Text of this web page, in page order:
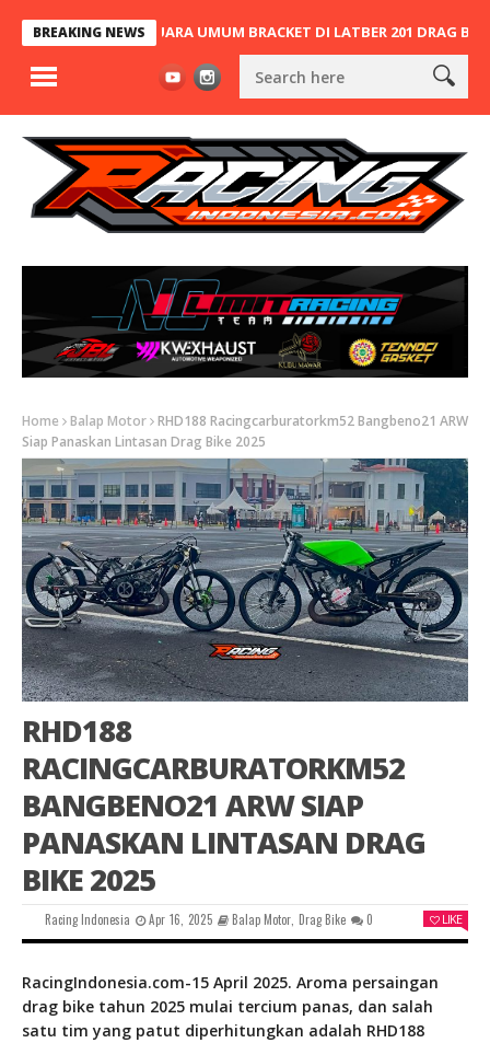
BREAKING NEWS
JOPAN JUARA UMUM BRACKET DI LATBER 201 DRAG BIKE
Home Balap Motor RHD188 Racingcarburatorkm52 Bangbeno21 ARW
Siap Panaskan Lintasan Drag Bike 2025
RHD188
RACINGCARBURATORKM52
BANGBENO21 ARW SIAP
PANASKAN LINTASAN DRAG
BIKE 2025
Racing Indonesia Apr 16, 2025 Balap Motor, Drag Bike 0 LIKE
RacingIndonesia.com-15 April 2025. Aroma persaingan
drag bike tahun 2025 mulai tercium panas, dan salah
satu tim yang patut diperhitungkan adalah RHD188